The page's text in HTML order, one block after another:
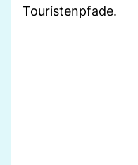
Touristenpfade.